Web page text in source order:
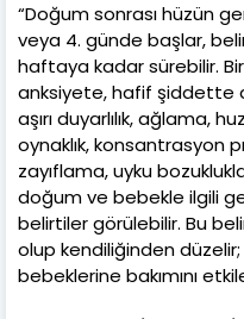
“Doğum sonrası hüzün
veya 4. günde başlar,
haftaya kadar sürebilir.
anksiyete, hafif şiddette
aşırı duyarlılık, ağlama,
oynaklık, konsantrasyon
zayıflama, uyku
doğum ve bebekle ilgili
belirtiler görülebilir. Bu
olup kendiliğinden düzelir;
bebeklerine bakımını